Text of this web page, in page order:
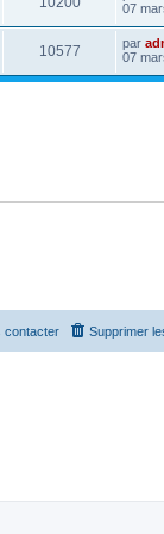
a
e
s
e
r
m
e
s
s
u
e
i
e
r
07
10577V
u
D
e
n
a
par
07
Supprimer
contacter